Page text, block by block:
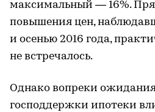
максимальный — 16%.
повышения цен,
и осенью 2016 года,
не встречалось.
Однако вопреки
господдержки ипотеки